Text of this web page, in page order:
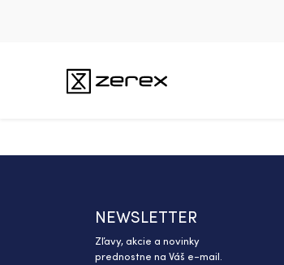
NEWSLETTER
Zľavy, akcie a novinky
prednostne na Váš e-mail.